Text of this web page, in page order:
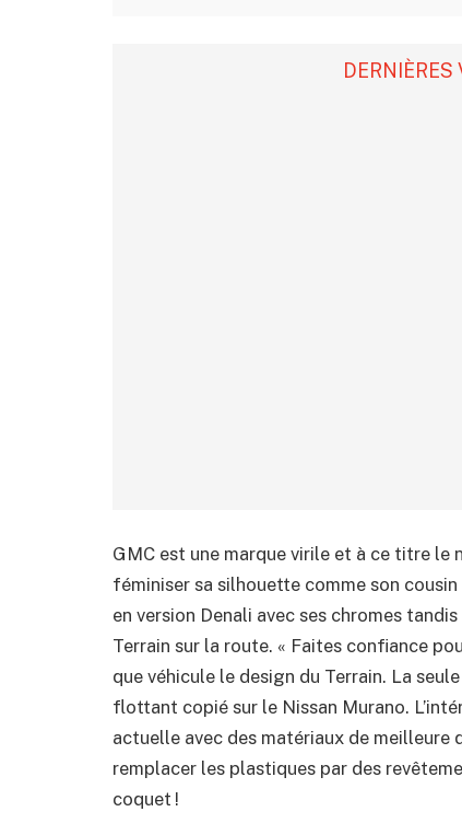
GMC est une marque virile et à ce titre le
féminiser sa silhouette comme son
en version Denali avec ses chromes
Terrain sur la route. « Faites confiance
que véhicule le design du Terrain. La
flottant copié sur le Nissan Murano.
actuelle avec des matériaux de meilleure
remplacer les plastiques par des
coquet !